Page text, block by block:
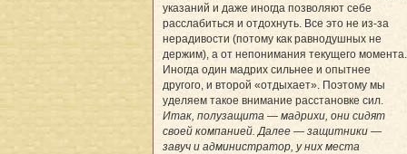
указаний и даже иногда позволяют себе
расслабиться и отдохнуть. Все это не из-за
нерадивости (потому как равнодушных не
держим), а от непонимания текущего момента.
Иногда один мадрих сильнее и опытнее
другого, и второй «отдыхает». Поэтому мы
уделяем такое внимание расстановке сил.
Итак, полузащита — мадрихи, они сидят
своей компанией. Далее — защитники —
завуч и администратор, у них места